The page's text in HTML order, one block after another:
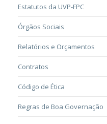
Estatutos da UVP-FPC
Órgãos Sociais
Relatórios e Orçamentos
Contratos
Código de Ética
Regras de Boa Governação